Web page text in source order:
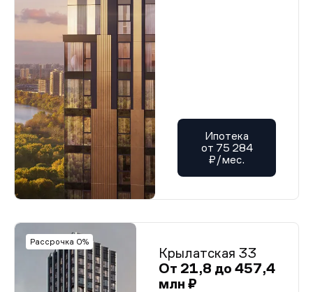
Ипотека
от 75 284
₽/мес.
Рассрочка 0%
Крылатская 33
От 21,8 до 457,4
млн ₽